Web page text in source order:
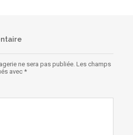
ne sera pas publiée. Les champs
avec *